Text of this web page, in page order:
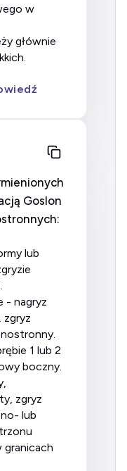
w
Goslon
zgryz
boczny.
zgryz
lub
granicach